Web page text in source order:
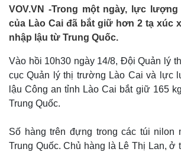
Việc làm
Biển đảo
VOV.VN -Trong một ngày, lực
của Lào Cai đã bắt giữ hơn 2 tạ xúc
nhập lậu từ Trung Quốc.
Vào hồi 10h30 ngày 14/8, Đội Quản lý
cục Quản lý thị trường Lào Cai và lực
lậu Công an tỉnh Lào Cai bắt giữ 165
Trung Quốc.
Số hàng trên đựng trong các túi nilon
Trung Quốc. Chủ hàng là Lê Thị Lan, ở